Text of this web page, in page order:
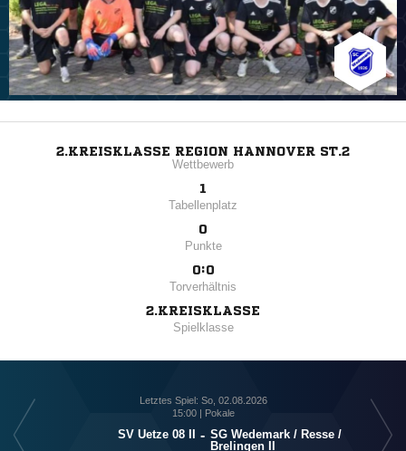
2.KREISKLASSE REGION HANNOVER ST.2
Wettbewerb
1
Tabellenplatz
0
Punkte
0:0
Torverhältnis
2.KREISKLASSE
Spielklasse
Letztes Spiel: So, 02.08.2026
15:00 | Pokale
SV Uetze 08 II - SG Wedemark /​ Resse /​
Brelingen II